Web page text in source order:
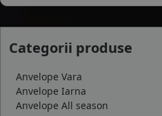
Categorii produse
Anvelope Vara
Anvelope Iarna
Anvelope All season